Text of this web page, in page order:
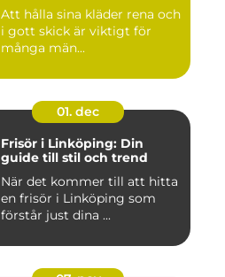
Att hålla sina kläder rena och
i gott skick är viktigt för
många män...
01. dec
Frisör i Linköping: Din
guide till stil och trend
När det kommer till att hitta
en frisör i Linköping som
förstår just dina ...